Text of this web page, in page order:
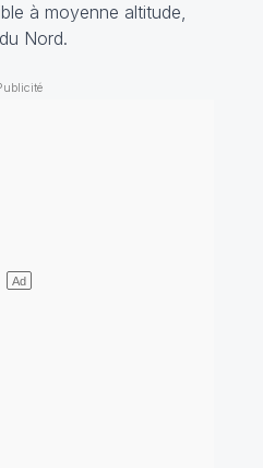
à moyenne altitude,
Nord.